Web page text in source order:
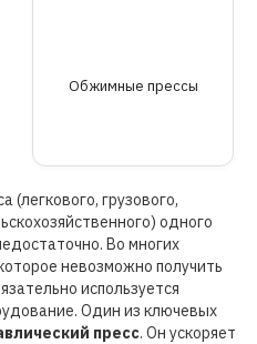
(легкового, грузового,
одного
Во многих
невозможно получить
используется
Один из ключевых
пресс. Он ускоряет
Обжимные прессы